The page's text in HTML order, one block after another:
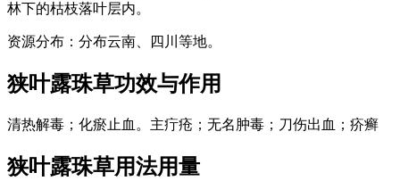
林下的枯枝落叶层内。
资源分布：分布云南、四川等地。
狭叶露珠草功效与作用
清热解毒；化瘀止血。主疔疮；无名肿毒；刀伤出血；疥癣
狭叶露珠草用法用量